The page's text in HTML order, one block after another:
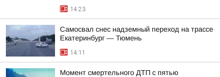
14:23
Самосвал снес надземный переход на трассе
Екатеринбург — Тюмень
14:11
Момент смертельного ДТП с пятью